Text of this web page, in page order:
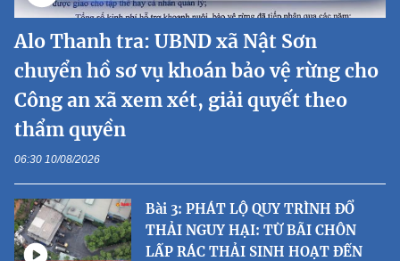
Alo Thanh tra: UBND xã Nật Sơn
chuyển hồ sơ vụ khoán bảo vệ rừng cho
Công an xã xem xét, giải quyết theo
thẩm quyền
06:30 10/08/2026
Bài 3: PHÁT LỘ QUY TRÌNH ĐỔ
THẢI NGUY HẠI: TỪ BÃI CHÔN
LẤP RÁC THẢI SINH HOẠT ĐẾN